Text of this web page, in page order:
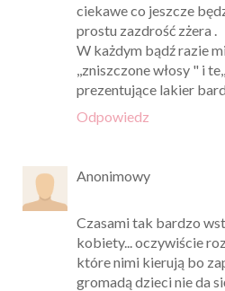
ciekawe co jeszcze
prostu zazdrość zżera .
W każdym bądź razie
,,zniszczone włosy " i
prezentujące lakier
Odpowiedz
Anonimowy
Czasami tak bardzo
kobiety... oczywiście
które nimi kierują bo
gromadą dzieci nie da